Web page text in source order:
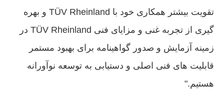
تقویت بیشتر همکاری خود با TÜV Rheinland و بهره
گیری از تجربه غنی و مزایای فنی TÜV Rheinland در
زمینه آزمایش و صدور گواهینامه برای بهبود مستمر
قابلیت های فنی اصلی و دستیابی به توسعه نوآورانه
هستیم."